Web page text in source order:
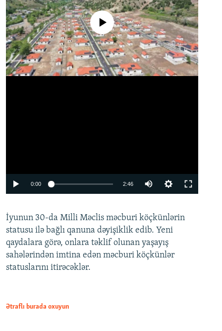
No media source currently available
0:00 2:46
360p
480p
720p
İyunun 30-da Milli Məclis məcburi köçkünlərin
statusu ilə bağlı qanuna dəyişiklik edib. Yeni
qaydalara görə, onlara təklif olunan yaşayış
sahələrindən imtina edən məcburi köçkünlər
statuslarını itirəcəklər.
Ətraflı burada oxuyun